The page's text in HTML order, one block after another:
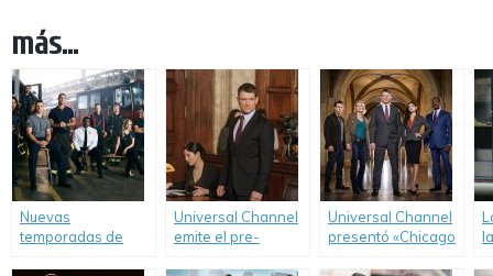
más...
Nuevas
temporadas de
Universal Channel
emite el pre-
Universal Channel
presentó «Chicago